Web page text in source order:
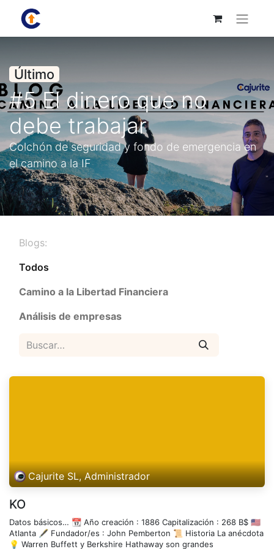
Último
#5 El dinero que no
debe trabajar
Colchón de seguridad y fondo de emergencia en
el camino a la IF
Blogs:
Todos
Camino a la Libertad Financiera
Análisis de empresas
Cajurite SL, Administrador
KO
Datos básicos… 📆 Año creación : 1886 Capitalización : 268 B$ 🇺🇸
Atlanta 🖋️ Fundador/es : John Pemberton 📜 Historia La anécdota
💡 Warren Buffett y Berkshire Hathaway son grandes